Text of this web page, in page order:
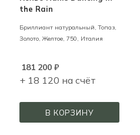
the Rain
Бриллиант натуральный, Топаз,
Золото, Желтое, 750, Италия
181 200₽
+ 18 120 на счёт
В КОРЗИНУ